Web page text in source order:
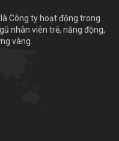
Công ty hoạt động trong
nhân viên trẻ, năng động,
vàng.